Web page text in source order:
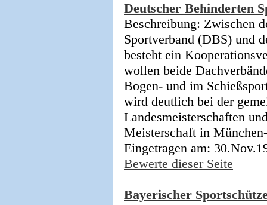
Deutscher Behinderten
Beschreibung: Zwischen
Sportverband (DBS) und
besteht ein
wollen beide
Bogen- und im
wird deutlich bei der
Landesmeisterschaften
Meisterschaft in
Eingetragen am:
Bewerte dieser Seite
Bayerischer